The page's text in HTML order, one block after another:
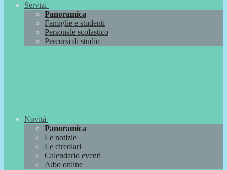
Servizi
Panoramica
Famiglie e studenti
Personale scolastico
Percorsi di studio
Novità
Panoramica
Le notizie
Le circolari
Calendario eventi
Albo online